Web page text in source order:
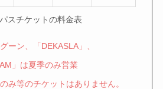
スチケットの料金表
ーン、「DEKASLA」、
」は夏季のみ営業
み等のチケットはありません。